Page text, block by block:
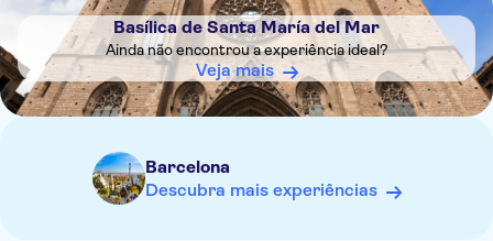
Basílica de Santa María del Mar
Ainda não encontrou a experiência ideal?
Veja mais
Barcelona
Descubra mais experiências